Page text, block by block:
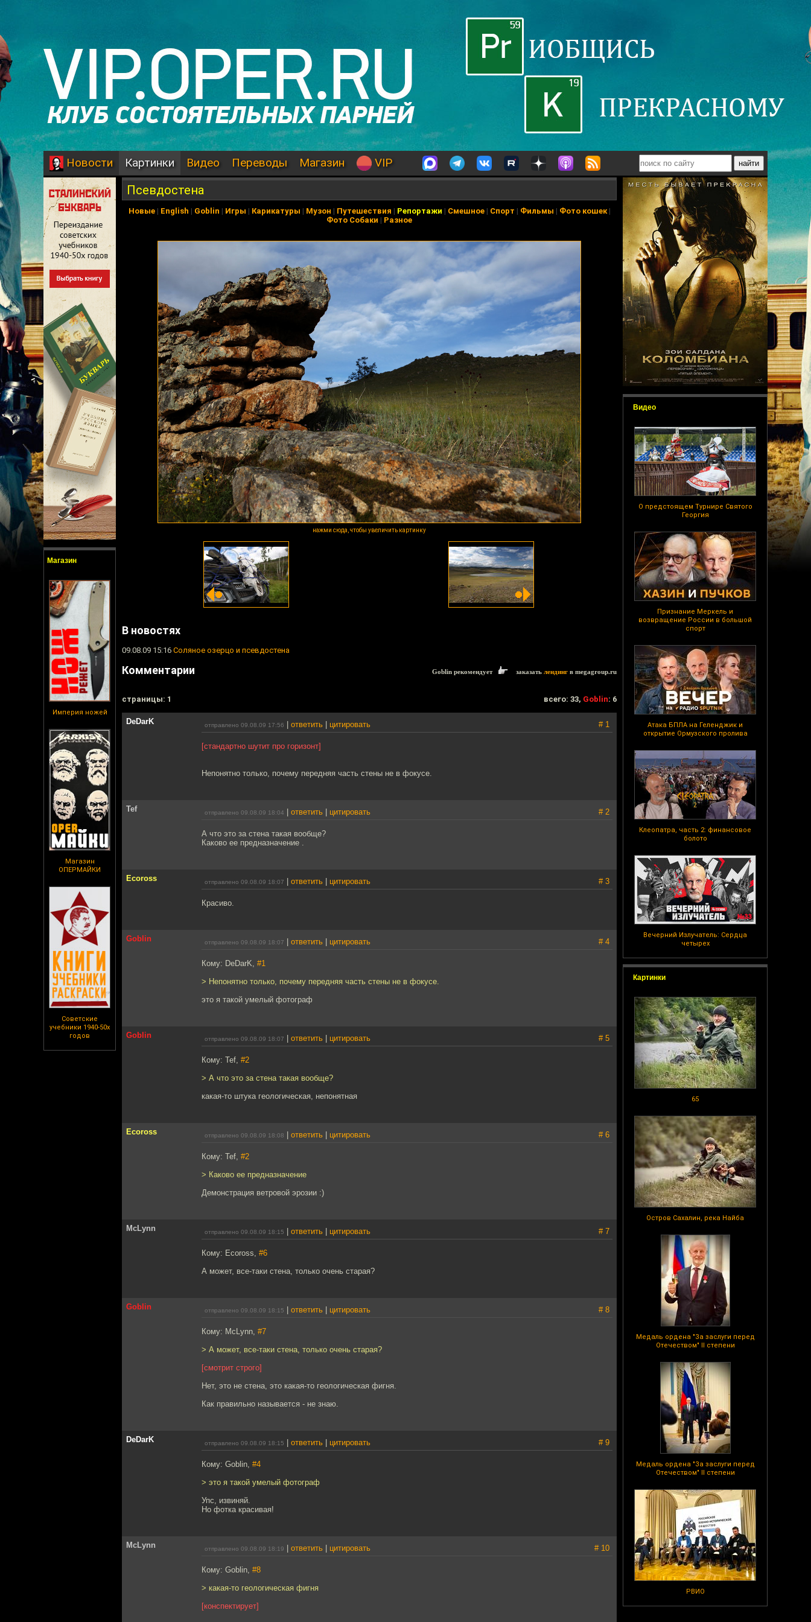
Новости Картинки Видео Переводы Магазин VIP
Магазин
Империя ножей
Магазин
ОПЕРМАЙКИ
Советские
учебники 1940-50х
годов
Видео
О предстоящем Турнире Святого
Георгия
Признание Меркель и
возвращение России в большой
спорт
Атака БПЛА на Геленджик и
открытие Ормузского пролива
Клеопатра, часть 2: финансовое
болото
Вечерний Излучатель: Сердца
четырех
Картинки
65
Остров Сахалин, река Найба
Медаль ордена "За заслуги перед
Отечеством" II степени
Медаль ордена "За заслуги перед
Отечеством" II степени
РВИО
Псевдостена
Новые| English | Goblin | Игры | Карикатуры | Музон | Путешествия | Репортажи | Смешное| Спорт | Фильмы | Фото кошек|
Фото Собаки | Разное
нажми сюда, чтобы увеличить картинку
В новостях
09.08.09 15:16 Соляное озерцо и псевдостена
Комментарии Goblin рекомендует заказать лендинг в megagroup.ru
cтраницы: 1 всего: 33, Goblin: 6
DeDarK отправлено 09.08.09 17:56 ответить цитировать # 1
[стандартно шутит про горизонт]
Непонятно только, почему передняя часть стены не в фокусе.
Tef отправлено 09.08.09 18:04 ответить цитировать # 2
А что это за стена такая вообще?
Каково ее предназначение .
Ecoross отправлено 09.08.09 18:07 ответить цитировать # 3
Красиво.
Goblin отправлено 09.08.09 18:07 ответить цитировать # 4
Кому: DeDarK, #1
> Непонятно только, почему передняя часть стены не в фокусе.
это я такой умелый фотограф
Goblin отправлено 09.08.09 18:07 ответить цитировать # 5
Кому: Tef, #2
> А что это за стена такая вообще?
какая-то штука геологическая, непонятная
Ecoross отправлено 09.08.09 18:08 ответить цитировать # 6
Кому: Tef, #2
> Каково ее предназначение
Демонстрация ветровой эрозии :)
McLynn отправлено 09.08.09 18:15 ответить цитировать # 7
Кому: Ecoross, #6
А может, все-таки стена, только очень старая?
Goblin отправлено 09.08.09 18:15 ответить цитировать # 8
Кому: McLynn, #7
> А может, все-таки стена, только очень старая?
[смотрит строго]
Нет, это не стена, это какая-то геологическая фигня.
Как правильно называется - не знаю.
DeDarK отправлено 09.08.09 18:15 ответить цитировать # 9
Кому: Goblin, #4
> это я такой умелый фотограф
Упс, извиняй.
Но фотка красивая!
McLynn отправлено 09.08.09 18:19 ответить цитировать # 10
Кому: Goblin, #8
> какая-то геологическая фигня
[конспектирует]